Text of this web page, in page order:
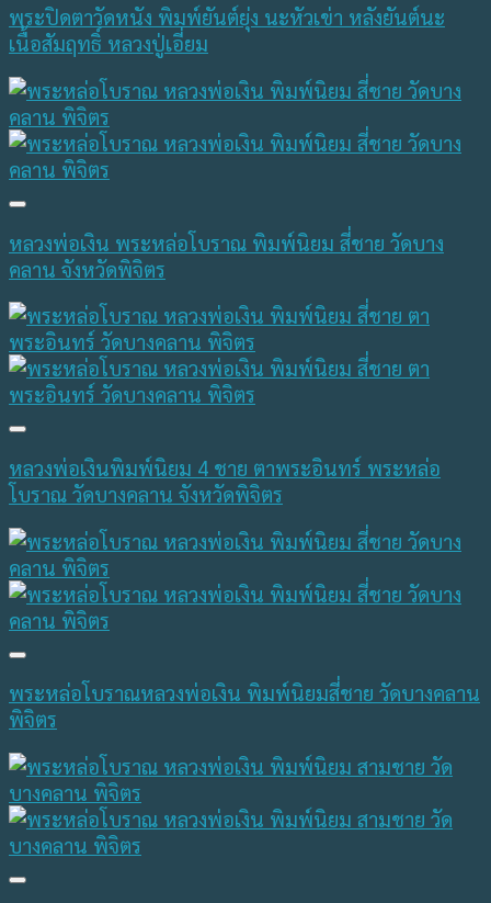
พระปิดตาวัดหนัง พิมพ์ยันต์ยุ่ง นะหัวเข่า หลังยันต์นะ
เนื้อสัมฤทธิ์ หลวงปู่เอี่ยม
หลวงพ่อเงิน พระหล่อโบราณ พิมพ์นิยม สี่ชาย วัดบาง
คลาน จังหวัดพิจิตร
หลวงพ่อเงินพิมพ์นิยม 4 ชาย ตาพระอินทร์ พระหล่อ
โบราณ วัดบางคลาน จังหวัดพิจิตร
พระหล่อโบราณหลวงพ่อเงิน พิมพ์นิยมสี่ชาย วัดบางคลาน
พิจิตร